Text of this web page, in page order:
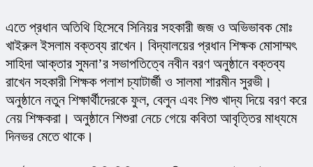
এতে প্রধান অতিথি হিসেবে সিনিয়র সহকারী জজ ও অভিভাবক মোঃ
খাইরুল ইসলাম বক্তব্য রাখেন। বিদ্যালয়ের প্রধান শিক্ষক মোসাম্মৎ
সাহিদা আক্তার সুমনা’র সভাপতিত্বে নবীন বরণ অনুষ্ঠানে বক্তব্য
রাখেন সহকারী শিক্ষক পলাশ চ্যাটার্জী ও সালমা শারমীন সুরভী।
অনুষ্ঠানে নতুন শিক্ষার্থীদেরকে ফুল, বেলুন এবং শিশু খাদ্য দিয়ে বরণ করে
নেয় শিক্ষকরা। অনুষ্ঠানে শিশুরা নেচে গেয়ে কবিতা আবৃত্তির মাধ্যমে
দিনভর মেতে থাকে।